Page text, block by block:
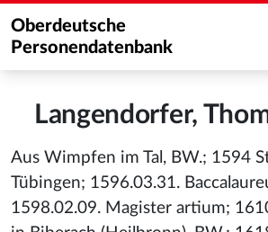
Oberdeutsche
Personendatenbank
Langendorfer,
Aus Wimpfen im Tal, BW.; 1594
Tübingen; 1596.03.31.
1598.02.09. Magister artium;